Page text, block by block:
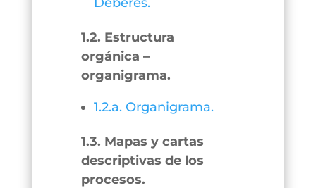
1.2. Estructura
orgánica –
organigrama.
1.2.a. Organigrama.
1.3. Mapas y cartas
descriptivas de los
procesos.